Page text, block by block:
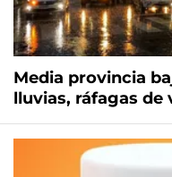
Media provincia
lluvias, ráfagas